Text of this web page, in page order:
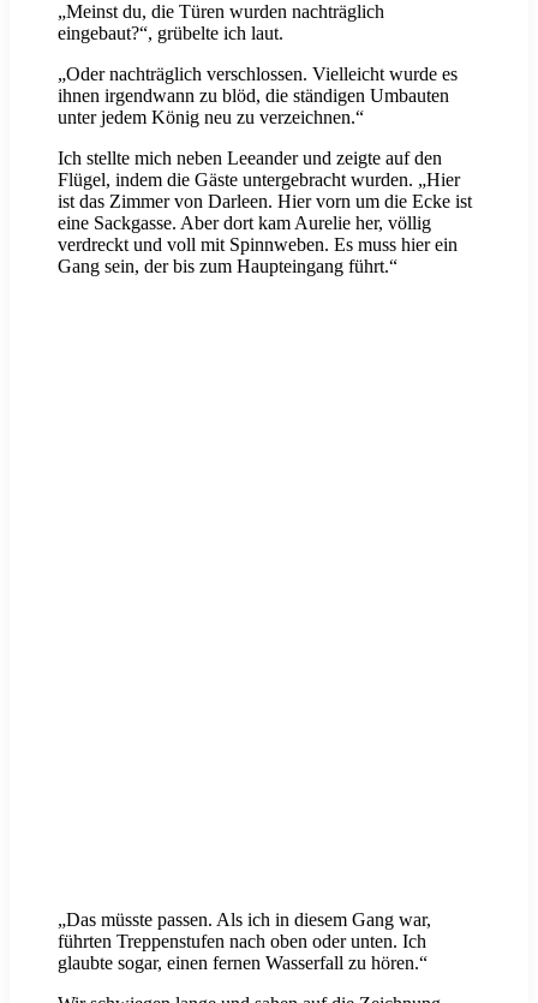
„Meinst du, die Türen wurden nachträglich
eingebaut?“, grübelte ich laut.
„Oder nachträglich verschlossen. Vielleicht wurde es
ihnen irgendwann zu blöd, die ständigen Umbauten
unter jedem König neu zu verzeichnen.“
Ich stellte mich neben Leeander und zeigte auf den
Flügel, indem die Gäste untergebracht wurden. „Hier
ist das Zimmer von Darleen. Hier vorn um die Ecke ist
eine Sackgasse. Aber dort kam Aurelie her, völlig
verdreckt und voll mit Spinnweben. Es muss hier ein
Gang sein, der bis zum Haupteingang führt.“
„Das müsste passen. Als ich in diesem Gang war,
führten Treppenstufen nach oben oder unten. Ich
glaubte sogar, einen fernen Wasserfall zu hören.“